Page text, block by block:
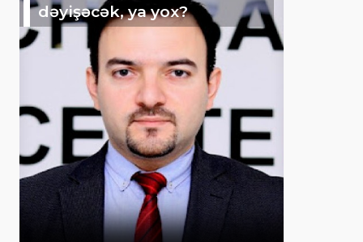
dəyişəcək, ya yox?